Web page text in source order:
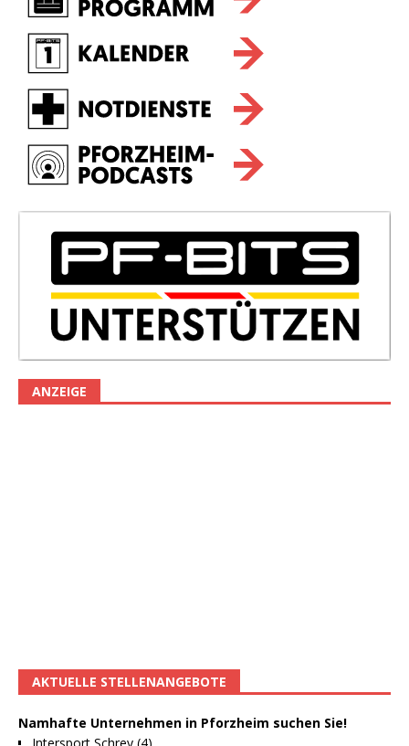
ANZEIGE
AKTUELLE STELLENANGEBOTE
Namhafte Unternehmen in Pforzheim suchen Sie!
Intersport Schrey (4)